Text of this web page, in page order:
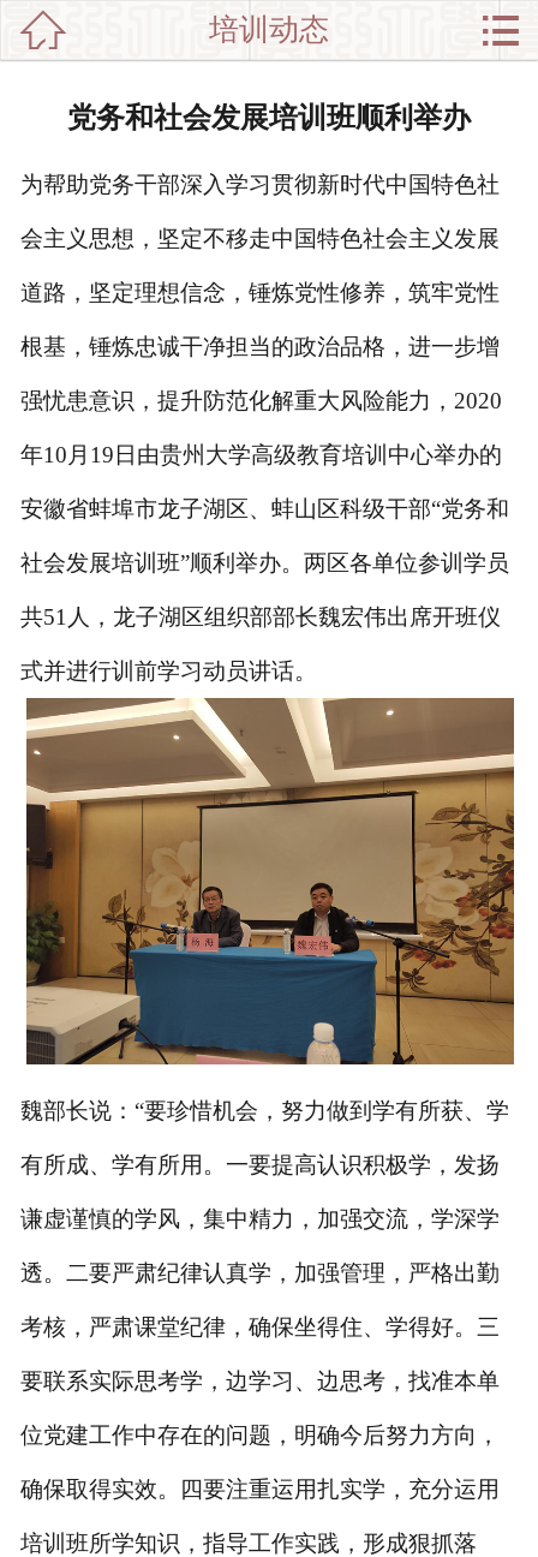
培训集锦
中心介绍
联系我们
 培训动态 
党务和社会发展培训班顺利举办
为帮助党务干部深入学习贯彻新时代中国特色社
会主义思想，坚定不移走中国特色社会主义发展
道路，坚定理想信念，锤炼党性修养，筑牢党性
根基，锤炼忠诚干净担当的政治品格，进一步增
强忧患意识，提升防范化解重大风险能力 ， 2020
年10月19日由贵州大学高级教育培训中心举办的
安徽省蚌埠市龙子湖区、蚌山区科级干部“党务和
社会发展培训班”顺利举办。两区各单位参训学员
共51人，龙子湖区组织部部长魏宏伟出席开班仪
式并进行训前学习动员讲话。
魏部长说： “要珍惜机会，努力做到学有所获、学
有所成、学有所用。一要提高认识积极学，发扬
谦虚谨慎的学风，集中精力，加强交流，学深学
透。二要严肃纪律认真学，加强管理，严格出勤
考核，严肃课堂纪律，确保坐得住、学得好。三
要联系实际思考学，边学习、边思考，找准本单
位党建工作中存在的问题，明确今后努力方向，
确保取得实效。四要注重运用扎实学，充分运用
培训班所学知识，指导工作实践，形成狠抓落